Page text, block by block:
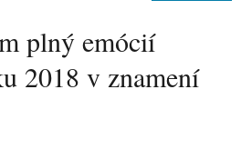
plný emócií
2018 v znamení